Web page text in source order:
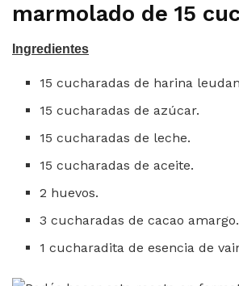
marmolado de 15
Ingredientes
15 cucharadas de harina
15 cucharadas de azúcar.
15 cucharadas de leche.
15 cucharadas de aceite.
2 huevos.
3 cucharadas de cacao amargo.
1 cucharadita de esencia de